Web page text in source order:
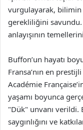
vurgulayarak,
gerekliliğini
anlayışının
Buffon’un hayatı
Fransa’nın en
Académie
yaşamı boyunca
"Dük" unvanı verildi.
saygınlığını ve